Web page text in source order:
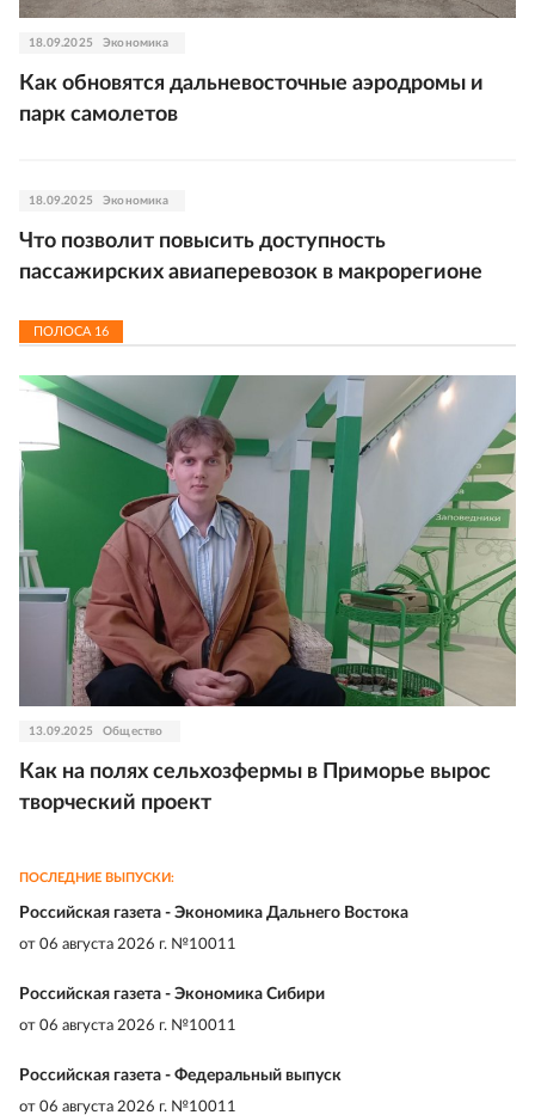
18.09.2025 Экономика
Как обновятся дальневосточные аэродромы и
парк самолетов
18.09.2025 Экономика
Что позволит повысить доступность
пассажирских авиаперевозок в макрорегионе
ПОЛОСА 16
13.09.2025 Общество
Как на полях сельхозфермы в Приморье вырос
творческий проект
ПОСЛЕДНИЕ ВЫПУСКИ:
Российская газета - Экономика Дальнего Востока
от 06 августа 2026 г. №10011
Российская газета - Экономика Сибири
от 06 августа 2026 г. №10011
Российская газета - Федеральный выпуск
от 06 августа 2026 г. №10011